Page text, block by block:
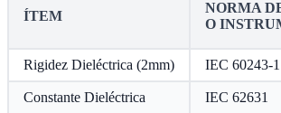
ÍTEM
NORMA
O
Rigidez Dieléctrica (2mm) IEC 60243-1
Constante Dieléctrica IEC 62631